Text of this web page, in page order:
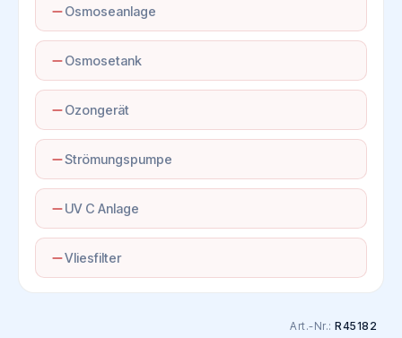
Osmoseanlage
Osmosetank
Ozongerät
Strömungspumpe
UV C Anlage
Vliesfilter
Art.-Nr.:R45182